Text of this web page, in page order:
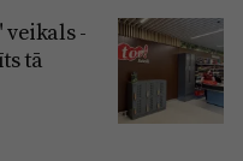
veikals -
tā